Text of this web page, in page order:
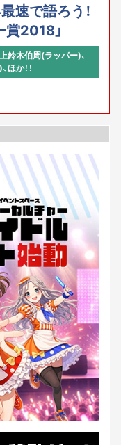
速で語ろう！
2018」
鈴木伯周(ラッパー)、
か！！